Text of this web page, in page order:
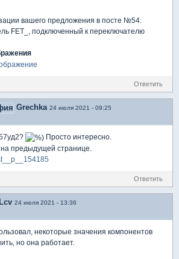
вашего предложения в посте №54.
FET_, подключенный к переключателю
Ответить
Grechka 24 июля 2021 - 09:25
Просто интересно.
предыдущей странице.
Ответить
Lcv 24 июля 2021 - 13:36
некоторые значения компонентов
но она работает.